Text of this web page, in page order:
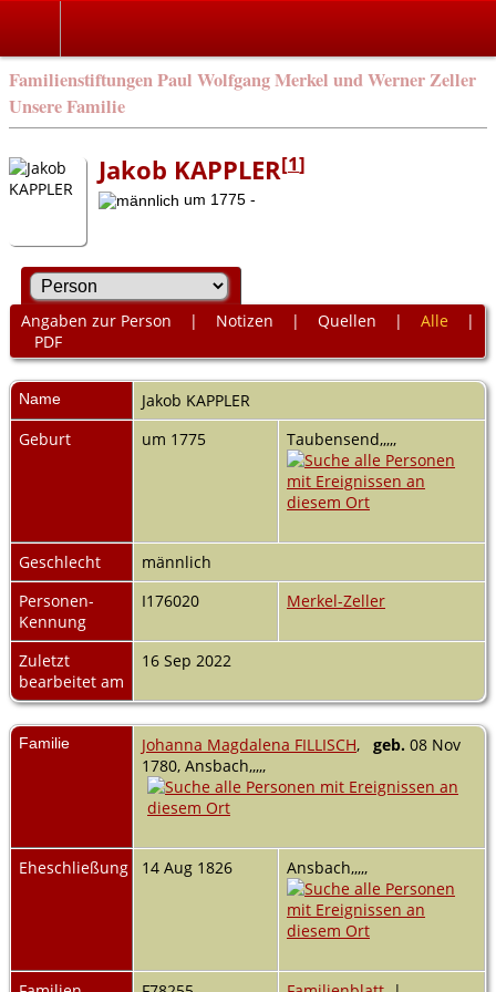
Familienstiftungen Paul Wolfgang Merkel und Werner Zeller
Unsere Familie
Jakob KAPPLER[1]
um 1775 -
Angaben zur Person | Notizen | Quellen | Alle |
PDF
Name Jakob KAPPLER
Geburt
um 1775 Taubensend,,,,,
Geschlecht
männlich
Personen-
Kennung
I176020 Merkel-Zeller
Zuletzt
bearbeitet am
16 Sep 2022
Familie Johanna Magdalena FILLISCH, geb. 08 Nov
1780, Ansbach,,,,,
Eheschließung 14 Aug 1826 Ansbach,,,,,